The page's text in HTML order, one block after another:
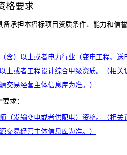
格要求
备承担本招标项目资质条件、能力和信
含）以上或者电力行业（变电工程、送
上或者工程设计综合甲级资质。（相关
交易经营主体信息库为准。）
求：
（发输变电或者供配电）资格。（相关
交易经营主体信息库为准。）